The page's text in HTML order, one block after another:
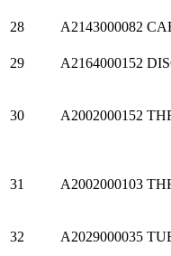
28 A2143000082
29 A2164000152
30 A2002000152
31 A2002000103
32 A2029000035